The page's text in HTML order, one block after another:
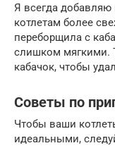
Я всегда добавляю
котлетам более
переборщила с
слишком мягкими.
кабачок, чтобы
Советы по
Чтобы ваши
идеальными,